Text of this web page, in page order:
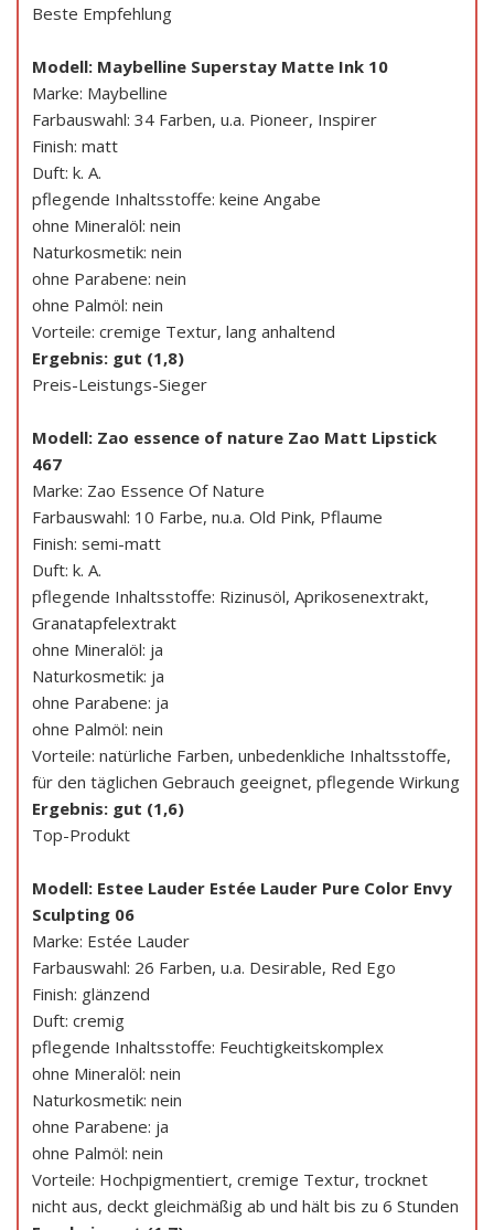
Beste Empfehlung
Modell: Maybelline Superstay Matte Ink 10
Marke: Maybelline
Farbauswahl: 34 Farben, u.a. Pioneer, Inspirer
Finish: matt
Duft: k. A.
pflegende Inhaltsstoffe: keine Angabe
ohne Mineralöl: nein
Naturkosmetik: nein
ohne Parabene: nein
ohne Palmöl: nein
Vorteile: cremige Textur, lang anhaltend
Ergebnis: gut (1,8)
Preis-Leistungs-Sieger
Modell: Zao essence of nature Zao Matt Lipstick
467
Marke: Zao Essence Of Nature
Farbauswahl: 10 Farbe, nu.a. Old Pink, Pflaume
Finish: semi-matt
Duft: k. A.
pflegende Inhaltsstoffe: Rizinusöl, Aprikosenextrakt,
Granatapfelextrakt
ohne Mineralöl: ja
Naturkosmetik: ja
ohne Parabene: ja
ohne Palmöl: nein
Vorteile: natürliche Farben, unbedenkliche Inhaltsstoffe,
für den täglichen Gebrauch geeignet, pflegende Wirkung
Ergebnis: gut (1,6)
Top-Produkt
Modell: Estee Lauder Estée Lauder Pure Color Envy
Sculpting 06
Marke: Estée Lauder
Farbauswahl: 26 Farben, u.a. Desirable, Red Ego
Finish: glänzend
Duft: cremig
pflegende Inhaltsstoffe: Feuchtigkeitskomplex
ohne Mineralöl: nein
Naturkosmetik: nein
ohne Parabene: ja
ohne Palmöl: nein
Vorteile: Hochpigmentiert, cremige Textur, trocknet
nicht aus, deckt gleichmäßig ab und hält bis zu 6 Stunden